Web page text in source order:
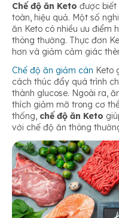
Chế độ ăn Keto được
toàn, hiệu quả. Một số
ăn Keto có nhiều ưu điểm
thông thường. Thực đơn
hơn và giảm cảm giác
Chế độ ăn giảm cân Keto
cách thúc đẩy quá trình
thành glucose. Ngoài ra,
thích giảm mỡ trong cơ
thống, chế độ ăn Keto
với chế độ ăn thông